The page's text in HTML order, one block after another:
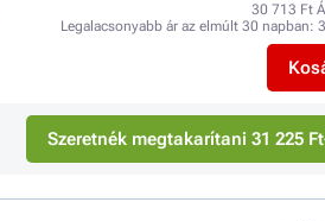
30 713 Ft
Legalacsonyabb ár az elmúlt 30 napban:
Szeretnék megtakarítani 31 225